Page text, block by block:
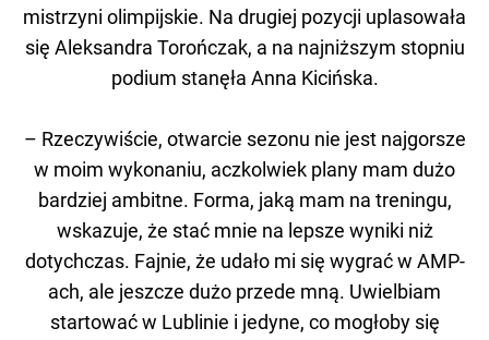
mistrzyni olimpijskie. Na drugiej pozycji uplasowała
się Aleksandra Torończak, a na najniższym stopniu
podium stanęła Anna Kicińska.
– Rzeczywiście, otwarcie sezonu nie jest najgorsze
w moim wykonaniu, aczkolwiek plany mam dużo
bardziej ambitne. Forma, jaką mam na treningu,
wskazuje, że stać mnie na lepsze wyniki niż
dotychczas. Fajnie, że udało mi się wygrać w AMP-
ach, ale jeszcze dużo przede mną. Uwielbiam
startować w Lublinie i jedyne, co mogłoby się